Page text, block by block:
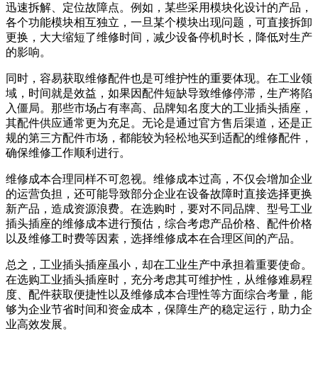
迅速拆解、定位故障点。例如，某些采用模块化设计的产品，
各个功能模块相互独立，一旦某个模块出现问题，可直接拆卸
更换，大大缩短了维修时间，减少设备停机时长，降低对生产
的影响。
同时，容易获取维修配件也是可维护性的重要体现。在工业领
域，时间就是效益，如果因配件短缺导致维修停滞，生产将陷
入僵局。那些市场占有率高、品牌知名度大的工业插头插座，
其配件供应通常更为充足。无论是通过官方售后渠道，还是正
规的第三方配件市场，都能较为轻松地买到适配的维修配件，
确保维修工作顺利进行。
维修成本合理同样不可忽视。维修成本过高，不仅会增加企业
的运营负担，还可能导致部分企业在设备故障时直接选择更换
新产品，造成资源浪费。在选购时，要对不同品牌、型号工业
插头插座的维修成本进行预估，综合考虑产品价格、配件价格
以及维修工时费等因素，选择维修成本在合理区间的产品。
总之，工业插头插座虽小，却在工业生产中承担着重要使命。
在选购工业插头插座时，充分考虑其可维护性，从维修难易程
度、配件获取便捷性以及维修成本合理性等方面综合考量，能
够为企业节省时间和资金成本，保障生产的稳定运行，助力企
业高效发展。